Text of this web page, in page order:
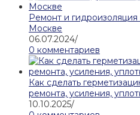
Ремонт и
Москве
06.07.2024/
0 комментариев
Как сделать
ремонта, усиления,
10.10.2025/